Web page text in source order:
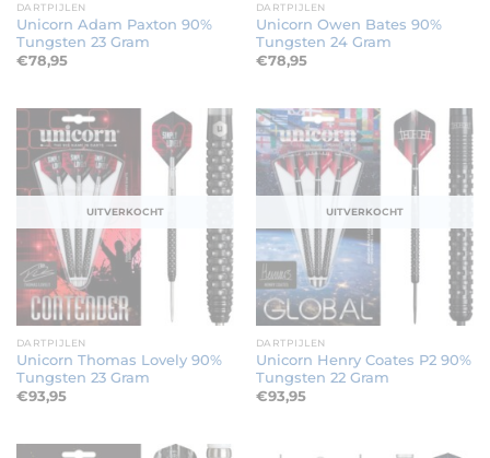
DARTPIJLEN
Unicorn Adam Paxton 90%
Tungsten 23 Gram
€78,95
DARTPIJLEN
Unicorn Owen Bates 90%
Tungsten 24 Gram
€78,95
UITVERKOCHT
DARTPIJLEN
Unicorn Thomas Lovely 90%
Tungsten 23 Gram
€93,95
UITVERKOCHT
DARTPIJLEN
Unicorn Henry Coates P2 90%
Tungsten 22 Gram
€93,95